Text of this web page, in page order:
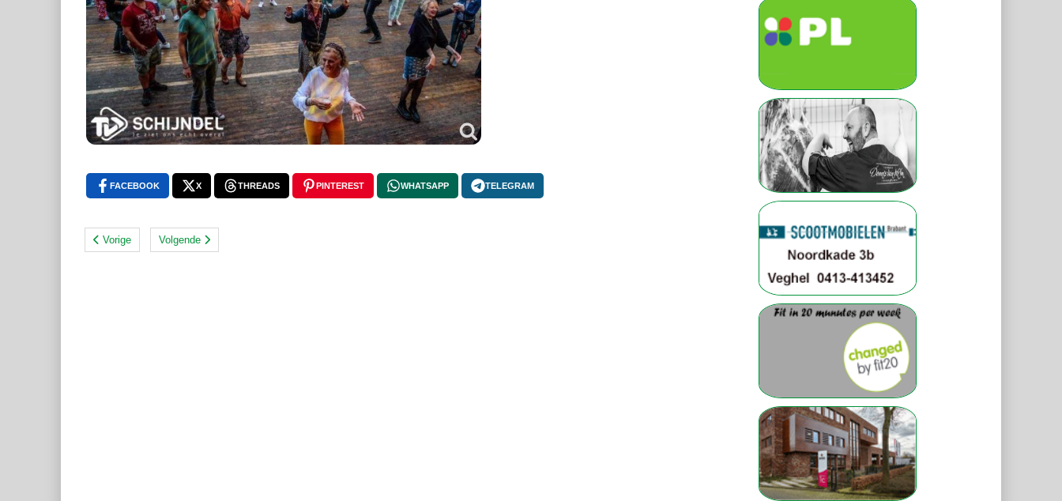
FACEBOOK X THREADS PINTEREST WHATSAPP TELEGRAM
Vorige Volgende